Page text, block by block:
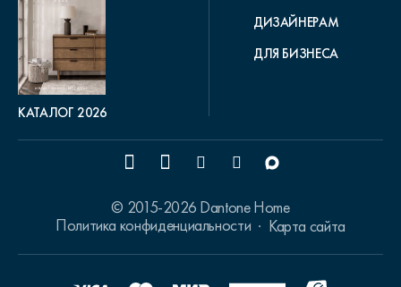
КАТАЛОГ 2026
ДИЗАЙНЕРАМ
ДЛЯ БИЗНЕСА
© 2015-2026 Dantone Home
Политика конфиденциальности
Карта сайта